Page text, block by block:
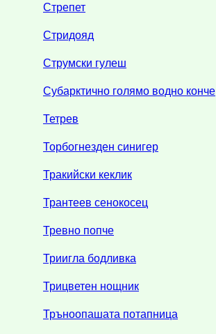
Стрепет
Стридояд
Струмски гулеш
Субарктично голямо водно конче
Тетрев
Торбогнезден синигер
Тракийски кеклик
Трантеев сенокосец
Тревно попче
Триигла бодливка
Трицветен нощник
Тръноопашата потапница